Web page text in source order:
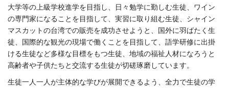
大学等の上級学校進学を目指し、日々勉学に勤しむ生徒、ワイン
の専門家になることを目指して、実習に取り組む生徒、シャイン
マスカットの台湾での販売を成功させようと、国外に羽ばたく生
徒、国際的な観光の現場で働くことを目指して、語学研修に出掛
ける生徒など多様な目標をもつ生徒、地域の福祉人材になろうと
高齢者や子供たちと交流する生徒が切磋琢磨しています。
生徒一人一人が主体的な学びが展開できるよう、全力で生徒の学